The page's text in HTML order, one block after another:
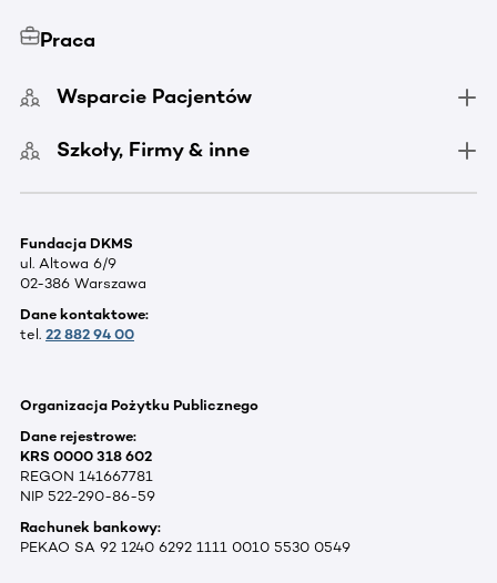
Praca
Wsparcie Pacjentów
Szkoły, Firmy & inne
Fundacja DKMS
ul. Altowa 6/9
02-386 Warszawa
Dane kontaktowe:
tel. 22 882 94 00
Organizacja Pożytku Publicznego
Dane rejestrowe:
KRS 0000 318 602
REGON 141667781
NIP 522-290-86-59
Rachunek bankowy:
PEKAO SA 92 1240 6292 1111 0010 5530 0549